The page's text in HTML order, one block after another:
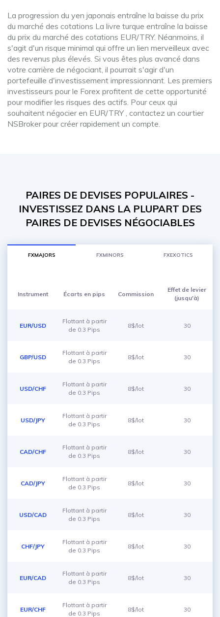
La progression du yen japonais entraîne la baisse du prix
du marché des cotations La livre turque entraîne la baisse
du prix du marché des cotations EUR/TRY. Néanmoins, il
s'agit d'un risque minimal qui offre un lien merveilleux avec
des revenus plus élevés. Si vous êtes plus avancé dans
votre carrière de négociant, il pourrait s'agir d'un
portefeuille d'investissement impressionnant. Les premiers
investisseurs pour le Forex profitent de cette opportunité
pour modifier les risques des actifs. Pour ceux qui
souhaitent négocier en EUR/TRY , contactez un courtier
NSBroker pour créer rapidement un compte.
PAIRES DE DEVISES POPULAIRES -
INVESTISSEZ DANS LA PLUPART DES
PAIRES DE DEVISES NÉGOCIABLES
FXMAJORS FXMINORS FXEXOTICS
Instrument Écarts en pips Commission
Effet de levier
(jusqu'à)
EUR/USD
Flottant à partir
de 0.3 Pips
8$/lot 30
GBP/USD
Flottant à partir
de 0.3 Pips
8$/lot 30
USD/CHF
Flottant à partir
de 0.3 Pips
8$/lot 30
USD/JPY
Flottant à partir
de 0.3 Pips
8$/lot 30
CAD/CHF
Flottant à partir
de 0.3 Pips
8$/lot 30
CAD/JPY
Flottant à partir
de 0.3 Pips
8$/lot 30
USD/CAD
Flottant à partir
de 0.3 Pips
8$/lot 30
CHF/JPY
Flottant à partir
de 0.3 Pips
8$/lot 30
EUR/CAD
Flottant à partir
de 0.3 Pips
8$/lot 30
EUR/CHF
Flottant à partir
de 0.3 Pips
8$/lot 30